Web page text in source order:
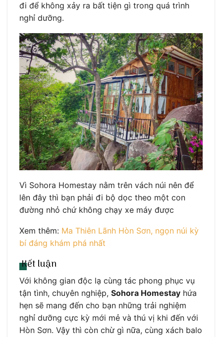
đi để không xảy ra bất tiện gì trong quá trình
nghỉ dưỡng.
Vì Sohora Homestay nằm trên vách núi nên để
lên đây thì bạn phải đi bộ dọc theo một con
đường nhỏ chứ không chạy xe máy được
Xem thêm: Ma Thiên Lãnh Hòn Sơn, ngọn núi kỳ
bí đáng khám phá nhất
Kết luận
Với không gian độc lạ cùng tác phong phục vụ
tận tình, chuyên nghiệp, Sohora Homestay hứa
hẹn sẽ mang đến cho bạn những trải nghiệm
nghỉ dưỡng cực kỳ mới mẻ và thú vị khi đến với
Hòn Sơn. Vậy thì còn chừ gì nữa, cùng xách balo